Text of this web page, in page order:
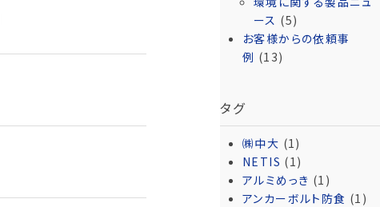
ース (5)
お客様からの依頼事
例 (13)
タグ
㈱中大 (1)
NETIS (1)
アルミめっき (1)
アンカーボルト防食 (1)